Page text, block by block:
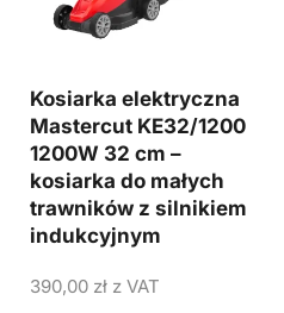
Kosiarka elektryczna
Mastercut KE32/1200
1200W 32 cm –
kosiarka do małych
trawników z silnikiem
indukcyjnym
390,00 zł z VAT